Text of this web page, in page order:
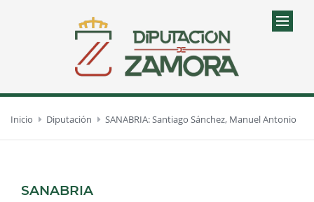
Inicio Diputación SANABRIA: Santiago Sánchez, Manuel Antonio
SANABRIA: